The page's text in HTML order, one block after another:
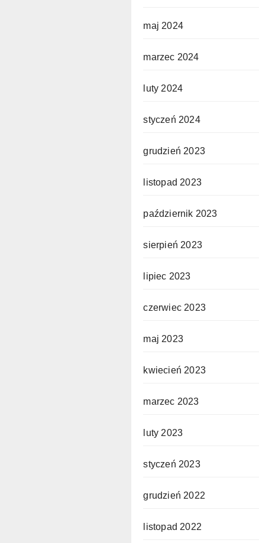
maj 2024
marzec 2024
luty 2024
styczeń 2024
grudzień 2023
listopad 2023
październik 2023
sierpień 2023
lipiec 2023
czerwiec 2023
maj 2023
kwiecień 2023
marzec 2023
luty 2023
styczeń 2023
grudzień 2022
listopad 2022